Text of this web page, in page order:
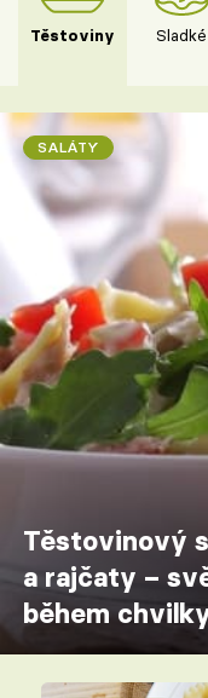
Těstoviny Sladké
SALÁTY
Těstovinový
a rajčaty –
během